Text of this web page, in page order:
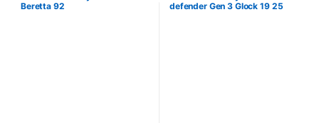
Beretta 92
defender Gen 3 Glock 19 25